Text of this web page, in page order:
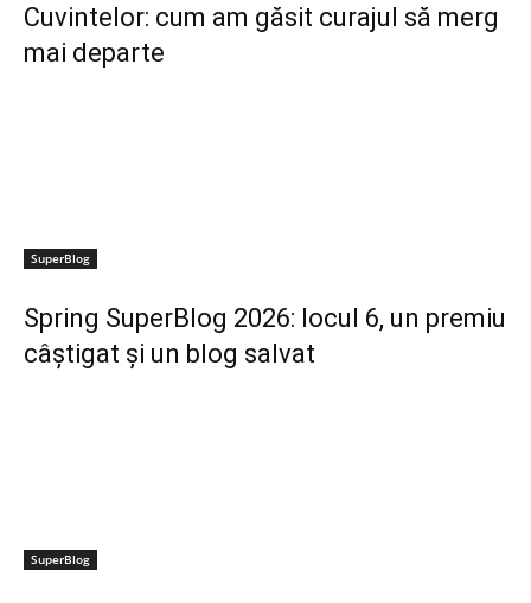
Cuvintelor: cum am găsit curajul să merg
mai departe
SuperBlog
Spring SuperBlog 2026: locul 6, un premiu
câștigat și un blog salvat
SuperBlog